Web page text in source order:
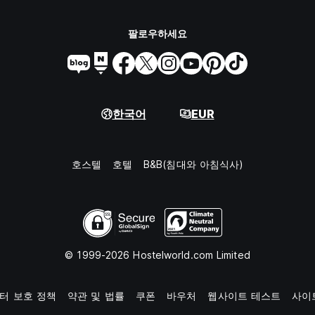
팔로우하세요
한국어 EUR
호스텔 호텔 B&B(침대와 아침식사)
© 1999-2026 Hostelworld.com Limited
보호 정책 약관 및 법률 쿠폰 바우처 웹사이트 테스트 사이